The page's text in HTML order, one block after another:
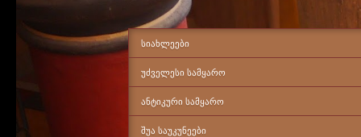
ᲡᲘᲐᲮᲚᲔᲔᲑᲘ
ᲣᲫᲕᲔᲚᲔᲡᲘ ᲡᲐᲛᲧᲐᲠᲝ
ᲐᲜᲢᲘᲙᲣᲠᲘ ᲡᲐᲛᲧᲐᲠᲝ
ᲨᲣᲐ ᲡᲐᲣᲙᲣᲜᲔᲔᲑᲘ